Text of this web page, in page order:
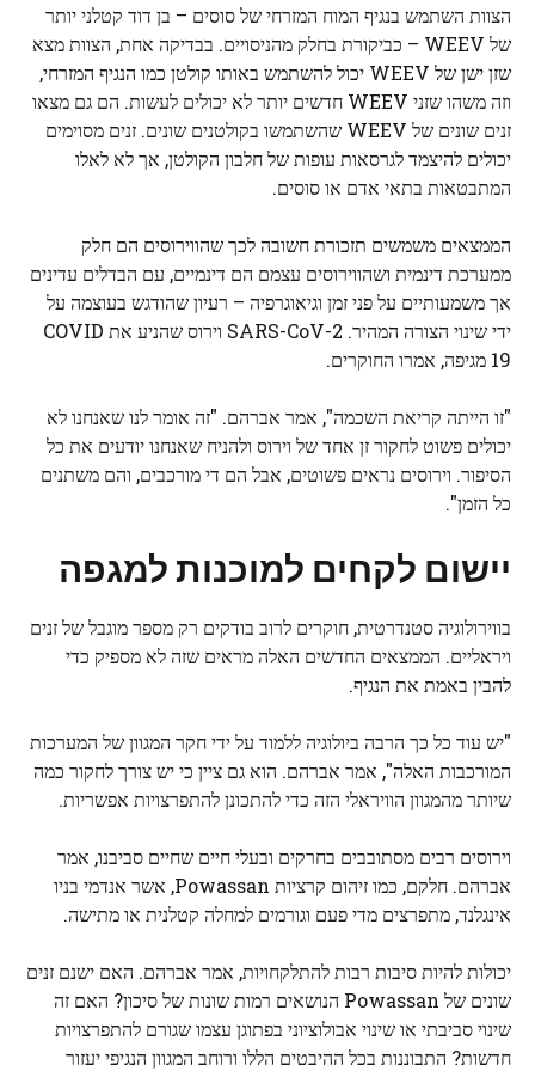
הצוות השתמש בנגיף המוח המזרחי של סוסים – בן דוד קטלני יותר
של WEEV – כביקורת בחלק מהניסויים. בבדיקה אחת, הצוות מצא
שזן ישן של WEEV יכול להשתמש באותו קולטן כמו הנגיף המזרחי,
וזה משהו שזני WEEV חדשים יותר לא יכולים לעשות. הם גם מצאו
זנים שונים של WEEV שהשתמשו בקולטנים שונים. זנים מסוימים
יכולים להיצמד לגרסאות עופות של חלבון הקולטן, אך לא לאלו
המתבטאות בתאי אדם או סוסים.
הממצאים משמשים תזכורת חשובה לכך שהווירוסים הם חלק
ממערכת דינמית ושהווירוסים עצמם הם דינמיים, עם הבדלים עדינים
אך משמעותיים על פני זמן וגיאוגרפיה – רעיון שהודגש בעוצמה על
ידי שינוי הצורה המהיר. SARS-CoV-2 וירוס שהניע את COVID
19 מגיפה, אמרו החוקרים.
"זו הייתה קריאת השכמה", אמר אברהם. "זה אומר לנו שאנחנו לא
יכולים פשוט לחקור זן אחד של וירוס ולהניח שאנחנו יודעים את כל
הסיפור. וירוסים נראים פשוטים, אבל הם די מורכבים, והם משתנים
כל הזמן".
יישום לקחים למוכנות למגפה
בווירולוגיה סטנדרטית, חוקרים לרוב בודקים רק מספר מוגבל של זנים
ויראליים. הממצאים החדשים האלה מראים שזה לא מספיק כדי
להבין באמת את הנגיף.
"יש עוד כל כך הרבה ביולוגיה ללמוד על ידי חקר המגוון של המערכות
המורכבות האלה", אמר אברהם. הוא גם ציין כי יש צורך לחקור כמה
שיותר מהמגוון הוויראלי הזה כדי להתכונן להתפרצויות אפשריות.
וירוסים רבים מסתובבים בחרקים ובעלי חיים שחיים סביבנו, אמר
אברהם. חלקם, כמו זיהום קרציות Powassan, אשר אנדמי בניו
אינגלנד, מתפרצים מדי פעם וגורמים למחלה קטלנית או מתישה.
יכולות להיות סיבות רבות להתלקחויות, אמר אברהם. האם ישנם זנים
שונים של Powassan הנושאים רמות שונות של סיכון? האם זה
שינוי סביבתי או שינוי אבולוציוני בפתוגן עצמו שגורם להתפרצויות
חדשות? התבוננות בכל ההיבטים הללו ורוחב המגוון הנגיפי יעזור